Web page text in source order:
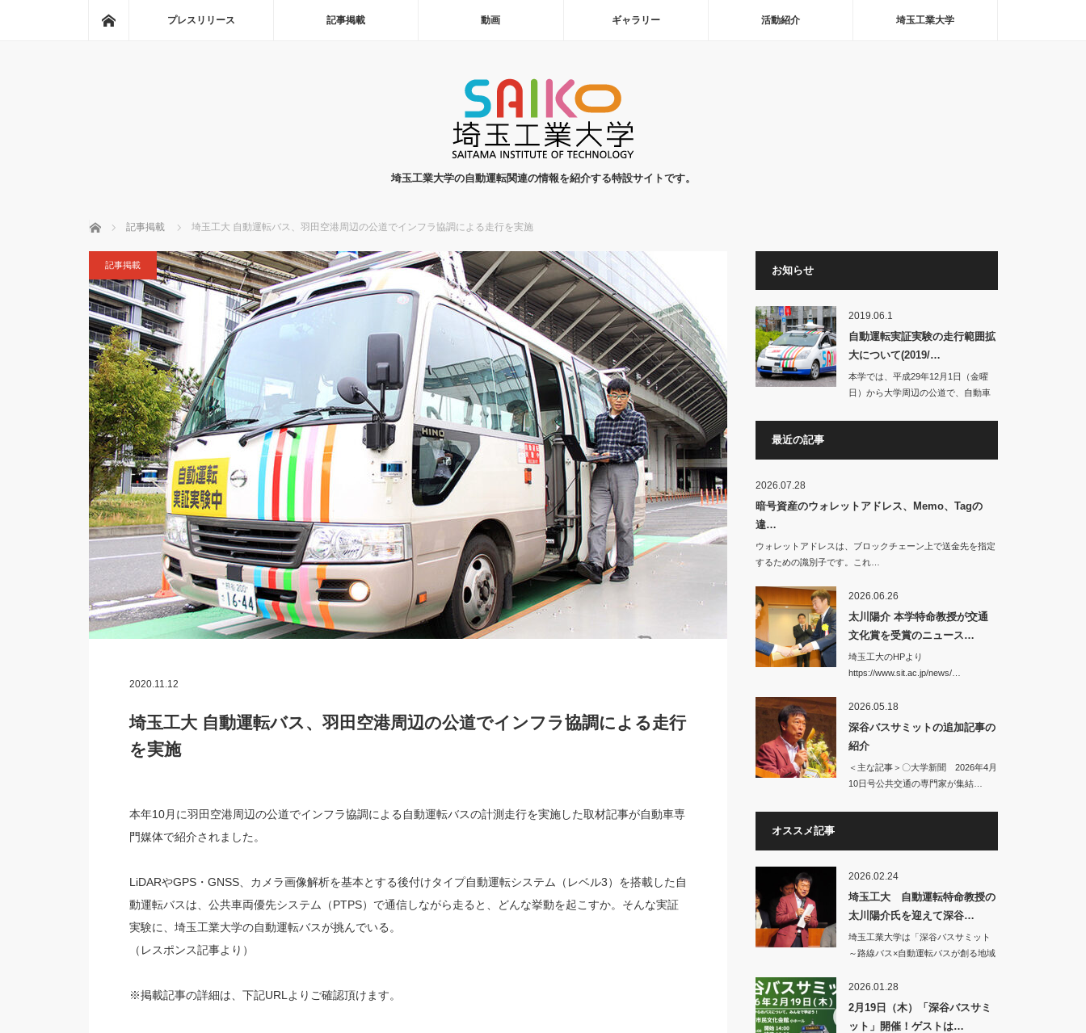
プレスリリース 記事掲載 動画 ギャラリー 活動紹介 埼玉工業大学
埼玉工業大学の自動運転関連の情報を紹介する特設サイトです。
ホーム 記事掲載 埼玉工大 自動運転バス、羽田空港周辺の公道でインフラ協調による走行を実施
記事掲載
2020.11.12
埼玉工大 自動運転バス、羽田空港周辺の公道でインフラ協調による走行
を実施
本年10月に羽田空港周辺の公道でインフラ協調による自動運転バスの計測走行を実施した取材記事が自動車専
門媒体で紹介されました。
LiDARやGPS・GNSS、カメラ画像解析を基本とする後付けタイプ自動運転システム（レベル3）を搭載した自
動運転バスは、公共車両優先システム（PTPS）で通信しながら走ると、どんな挙動を起こすか。そんな実証
実験に、埼玉工業大学の自動運転バスが挑んでいる。
（レスポンス記事より）
※掲載記事の詳細は、下記URLよりご確認頂けます。
お知らせ
2019.06.1
自動運転実証実験の走行範囲拡
大について(2019/…
本学では、平成29年12月1日（金曜
日）から大学周辺の公道で、自動車
最近の記事
2026.07.28
暗号資産のウォレットアドレス、Memo、Tagの
違…
ウォレットアドレスは、ブロックチェーン上で送金先を指定
するための識別子です。これ…
2026.06.26
太川陽介 本学特命教授が交通
文化賞を受賞のニュース…
埼玉工大のHPより
https://www.sit.ac.jp/news/…
2026.05.18
深谷バスサミットの追加記事の
紹介
＜主な記事＞〇大学新聞 2026年4月
10日号公共交通の専門家が集結…
オススメ記事
2026.02.24
埼玉工大 自動運転特命教授の
太川陽介氏を迎えて深谷…
埼玉工業大学は「深谷バスサミット
～路線バス×自動運転バスが創る地域
2026.01.28
2月19日（木）「深谷バスサミ
ット」開催！ゲストは…